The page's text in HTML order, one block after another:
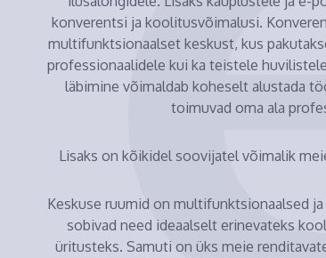
konverentsi ja koolitusvõimalusi.
multifunktsionaalset keskust, kus
professionaalidele kui ka teistele
läbimine võimaldab koheselt alustada
toimuvad oma ala
Lisaks on kõikidel soovijatel võimalik
Keskuse ruumid on multifunktsionaalsed
sobivad need ideaalselt erinevateks
üritusteks. Samuti on üks meie